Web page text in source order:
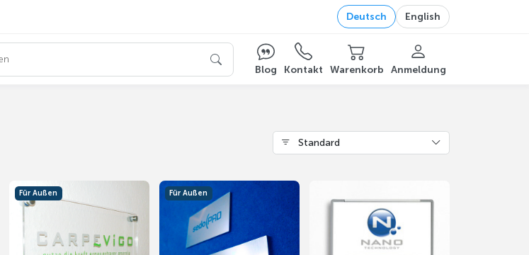
Deutsch English
Blog
Kontakt Warenkorb Anmeldung
Standard
Für Außen Für Außen